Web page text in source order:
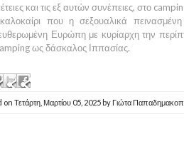
και τις εξ αυτών συνέπειες, στο
που η σεξουαλικά
Ευρώπη με κυρίαρχη την
ως δάσκαλος Ιππασίας.
on Τετάρτη, Μαρτίου 05, 2025 by Γιώτα